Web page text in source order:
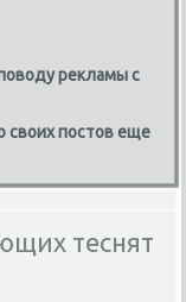
рекламы с
своих постов еще
теснят